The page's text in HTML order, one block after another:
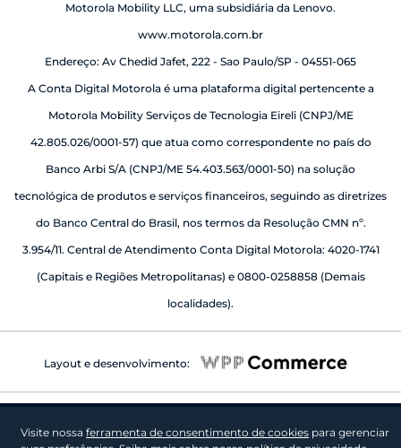
Motorola Mobility LLC, uma subsidiária da Lenovo.
www.motorola.com.br
Endereço: Av Chedid Jafet, 222 - Sao Paulo/SP - 04551-065
A Conta Digital Motorola é uma plataforma digital pertencente a
Motorola Mobility Serviços de Tecnologia Eireli (CNPJ/ME
42.805.026/0001-57) que atua como correspondente no país do
Banco Arbi S/A (CNPJ/ME 54.403.563/0001-50) na solução
tecnológica de produtos e serviços financeiros, seguindo as diretrizes
do Banco Central do Brasil, nos termos da Resolução CMN nº.
3.954/11. Central de Atendimento Conta Digital Motorola: 4020-1741
(Capitais e Regiões Metropolitanas) e 0800-0258858 (Demais
localidades).
Layout e desenvolvimento:
Visite nossa ferramenta de consentimento de cookies para gerenciar